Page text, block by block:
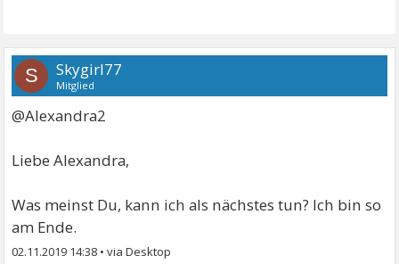
S Skygirl77
Mitglied
@Alexandra2
Liebe Alexandra,
Was meinst Du, kann ich als nächstes tun? Ich bin so
am Ende.
02.11.2019 14:38 •